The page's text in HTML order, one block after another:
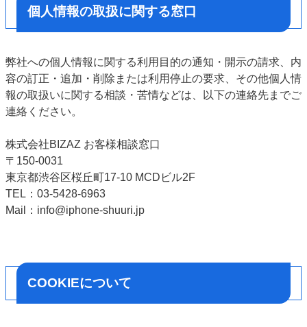
個人情報の取扱に関する窓口
弊社への個人情報に関する利用目的の通知・開示の請求、内
容の訂正・追加・削除または利用停止の要求、その他個人情
報の取扱いに関する相談・苦情などは、以下の連絡先までご
連絡ください。
株式会社BIZAZ お客様相談窓口
〒150-0031
東京都渋谷区桜丘町17-10 MCDビル2F
TEL：03-5428-6963
Mail：info@iphone-shuuri.jp
COOKIEについて